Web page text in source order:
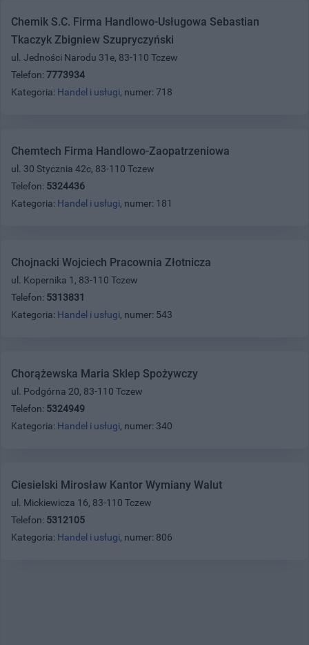
Chemik S.C. Firma Handlowo-Usługowa Sebastian
Tkaczyk Zbigniew Szupryczyński
ul. Jedności Narodu 31e, 83-110 Tczew
Telefon: 7773934
Kategoria: Handel i usługi, numer: 718
Chemtech Firma Handlowo-Zaopatrzeniowa
ul. 30 Stycznia 42c, 83-110 Tczew
Telefon: 5324436
Kategoria: Handel i usługi, numer: 181
Chojnacki Wojciech Pracownia Złotnicza
ul. Kopernika 1, 83-110 Tczew
Telefon: 5313831
Kategoria: Handel i usługi, numer: 543
Chorążewska Maria Sklep Spożywczy
ul. Podgórna 20, 83-110 Tczew
Telefon: 5324949
Kategoria: Handel i usługi, numer: 340
Ciesielski Mirosław Kantor Wymiany Walut
ul. Mickiewicza 16, 83-110 Tczew
Telefon: 5312105
Kategoria: Handel i usługi, numer: 806